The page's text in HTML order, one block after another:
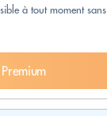
à tout moment sans